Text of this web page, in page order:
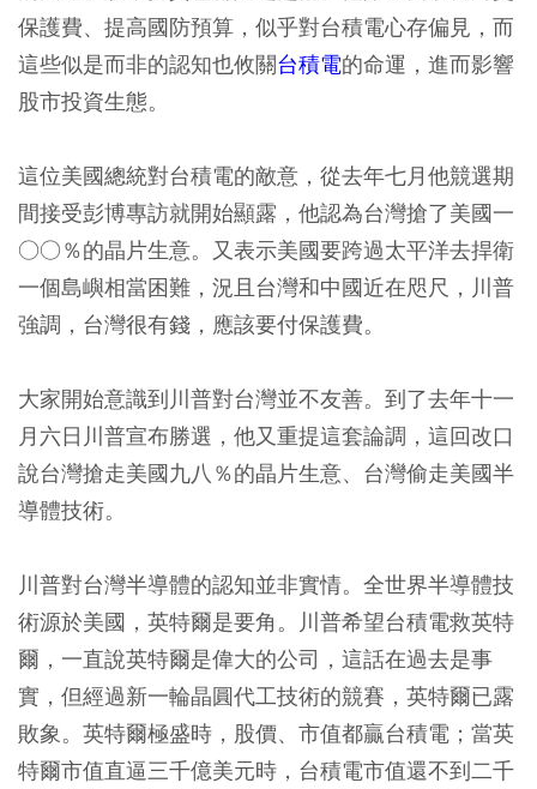
保護費、提高國防預算，似乎對台積電心存偏見，而
這些似是而非的認知也攸關台積電的命運，進而影響
股市投資生態。
這位美國總統對台積電的敵意，從去年七月他競選期
間接受彭博專訪就開始顯露，他認為台灣搶了美國一
○○％的晶片生意。又表示美國要跨過太平洋去捍衛
一個島嶼相當困難，況且台灣和中國近在咫尺，川普
強調，台灣很有錢，應該要付保護費。
大家開始意識到川普對台灣並不友善。到了去年十一
月六日川普宣布勝選，他又重提這套論調，這回改口
說台灣搶走美國九八％的晶片生意、台灣偷走美國半
導體技術。
川普對台灣半導體的認知並非實情。全世界半導體技
術源於美國，英特爾是要角。川普希望台積電救英特
爾，一直說英特爾是偉大的公司，這話在過去是事
實，但經過新一輪晶圓代工技術的競賽，英特爾已露
敗象。英特爾極盛時，股價、市值都贏台積電；當英
特爾市值直逼三千億美元時，台積電市值還不到二千